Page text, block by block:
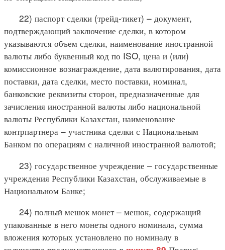
22) паспорт сделки (трейд-тикет) – документ,
подтверждающий заключение сделки, в котором
указываются объем сделки, наименование иностранной
валюты либо буквенный код по ISO, цена и (или)
комиссионное вознаграждение, дата валютирования, дата
поставки, дата сделки, место поставки, номинал,
банковские реквизиты сторон, предназначенные для
зачисления иностранной валюты либо национальной
валюты Республики Казахстан, наименование
контрпартнера – участника сделки с Национальным
Банком по операциям с наличной иностранной валютой;
23) государственное учреждение – государственные
учреждения Республики Казахстан, обслуживаемые в
Национальном Банке;
24) полный мешок монет – мешок, содержащий
упакованные в него монеты одного номинала, сумма
вложения которых установлено по номиналу в